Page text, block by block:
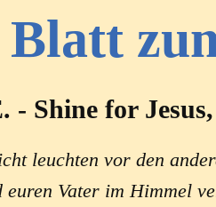
Blatt
- Shine for
leuchten vor den
euren Vater im Himmel